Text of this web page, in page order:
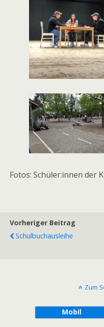
Fotos: Schüler:innen der
Vorheriger Beitrag
Schulbuchausleihe
Zum
Mobil